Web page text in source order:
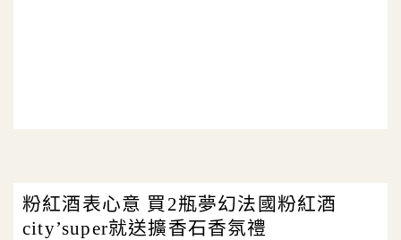
粉紅酒表心意 買2瓶夢幻法國粉紅酒
city’super就送擴香石香氛禮